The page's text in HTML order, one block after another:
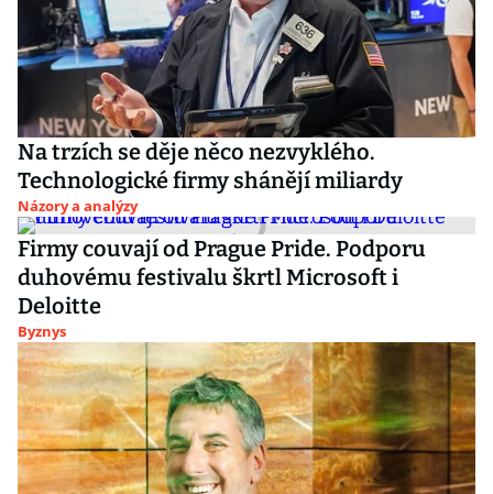
Na trzích se děje něco nezvyklého.
Technologické firmy shánějí miliardy
Názory a analýzy
Firmy couvají od Prague Pride. Podporu
duhovému festivalu škrtl Microsoft i
Deloitte
Byznys